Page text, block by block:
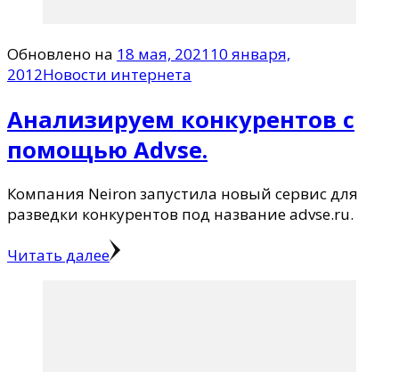
Обновлено на 18 мая, 202110 января,
2012Новости интернета
Анализируем конкурентов с
помощью Аdvse.
Компания Neiron запустила новый сервис для
разведки конкурентов под название advse.ru.
Читать далее